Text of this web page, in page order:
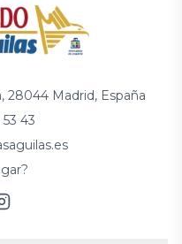
28044 Madrid, España
43